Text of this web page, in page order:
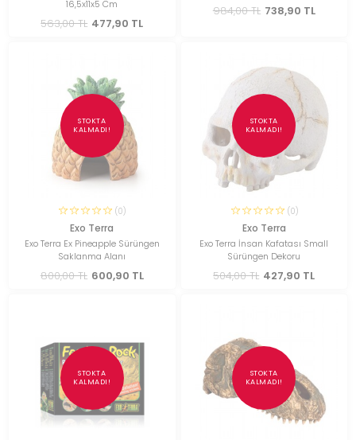
16,5x11x5 Cm
563,00 TL 477,90 TL
984,00 TL 738,90 TL
STOKTA
KALMADI!
(0)
Exo Terra
Exo Terra Ex Pineapple Sürüngen
Saklanma Alanı
800,00 TL 600,90 TL
STOKTA
KALMADI!
(0)
Exo Terra
Exo Terra İnsan Kafatası Small
Sürüngen Dekoru
504,00 TL 427,90 TL
STOKTA
KALMADI!
STOKTA
KALMADI!